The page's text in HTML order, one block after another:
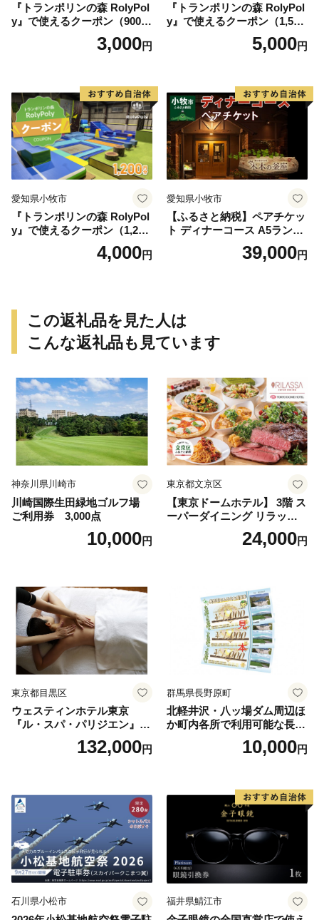
『トランポリンの森 RolyPol
y』で使えるクーポン（900
3,000円
『トランポリンの森 RolyPol
y』で使えるクーポン（1,500
5,000円
愛知県小牧市
『トランポリンの森 RolyPol
y』で使えるクーポン（1,200
4,000円
愛知県小牧市
【ふるさと納税】ペアチケッ
ト ディナーコース A5ランク
飛騨牛 コース 記念日 お誕生
日 特別な日 完全個室 ノンア
県 小牧市 送料無料
39,000円
この返礼品を見た人は
こんな返礼品も見ています
神奈川県川崎市
川崎国際生田緑地ゴルフ場
ご利用券 3,000点
10,000円
東京都文京区
【東京ドームホテル】 3階 ス
ーパーダイニング リラッサ
ランチブッフェ お食事券 大
人1名様分 関東 東京 ご利用
24,000円
東京都目黒区
ウェスティンホテル東京
『ル・スパ・パリジエン』選
べるボディセラピー90分/1名
132,000円
群馬県長野原町
北軽井沢・八ッ場ダム周辺ほ
か町内各所で利用可能な長野
原町ふるさと感謝券（3,000
円分）【トラベル 観光 旅行
10,000円
石川県小松市 福井県鯖江市